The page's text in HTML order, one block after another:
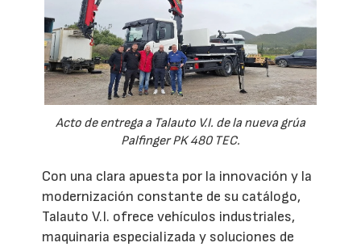
Acto de entrega a Talauto V.I. de la nueva grúa
Palfinger PK 480 TEC.
Con una clara apuesta por la innovación y la
modernización constante de su catálogo,
Talauto V.I. ofrece vehículos industriales,
maquinaria especializada y soluciones de